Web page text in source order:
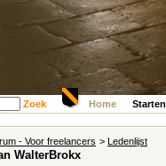
Zoek Home Starten
- Voor freelancers > Ledenlijst
WalterBrokx